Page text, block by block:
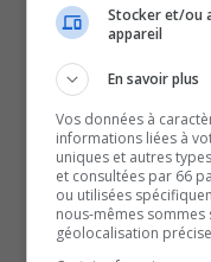
affaiblies et la
l’accident. Et un
été dépêché sur place.
Plus tard en soirée,
embardée avec son
boulevard Rideau,
Noranda.
Par ailleurs, les
Stocker et/ou
appareil
En savoir plus
Vos données à
informations liées à
uniques et autres
et consultées par 66
ou utilisées
nous-mêmes
géolocalisation